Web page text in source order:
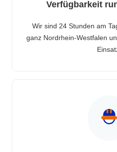
Verfügbarkeit
Wir sind 24 Stunden am
ganz Nordrhein-Westfalen